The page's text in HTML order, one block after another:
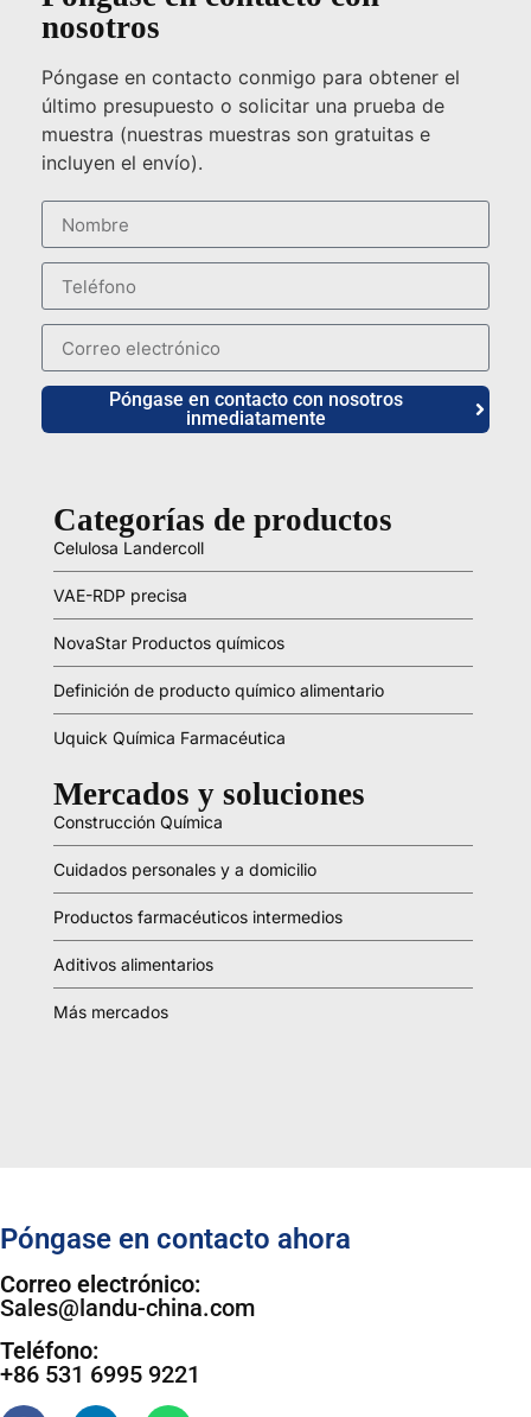
nosotros
Póngase en contacto conmigo para obtener el
último presupuesto o solicitar una prueba de
muestra (nuestras muestras son gratuitas e
incluyen el envío).
Póngase en contacto con nosotros
inmediatamente
Categorías de productos
Celulosa Landercoll
VAE-RDP precisa
NovaStar Productos químicos
Definición de producto químico alimentario
Uquick Química Farmacéutica
Mercados y soluciones
Construcción Química
Cuidados personales y a domicilio
Productos farmacéuticos intermedios
Aditivos alimentarios
Más mercados
Póngase en contacto ahora
Correo electrónico:
Sales@landu-china.com
Teléfono:
+86 531 6995 9221